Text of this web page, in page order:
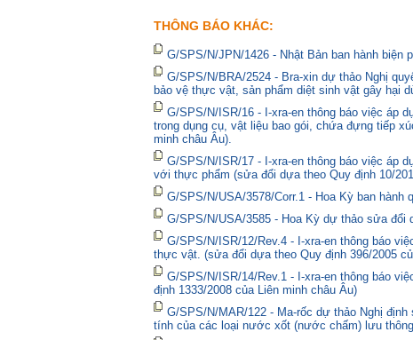
THÔNG BÁO KHÁC:
G/SPS/N/JPN/1426 - Nhật Bản ban hành biện
G/SPS/N/BRA/2524 - Bra-xin dự thảo Nghị
bảo vệ thực vật, sản phẩm diệt sinh vật gây hại
G/SPS/N/ISR/16 - I-xra-en thông báo việc áp
trong dụng cụ, vật liệu bao gói, chứa đựng tiếp
minh châu Âu).
G/SPS/N/ISR/17 - I-xra-en thông báo việc áp
với thực phẩm (sửa đổi dựa theo Quy định 10/
G/SPS/N/USA/3578/Corr.1 - Hoa Kỳ ban
G/SPS/N/USA/3585 - Hoa Kỳ dự thảo sửa đổi
G/SPS/N/ISR/12/Rev.4 - I-xra-en thông báo
thực vật. (sửa đổi dựa theo Quy định 396/2005
G/SPS/N/ISR/14/Rev.1 - I-xra-en thông báo
định 1333/2008 của Liên minh châu Âu)
G/SPS/N/MAR/122 - Ma-rốc dự thảo Nghị
tính của các loại nước xốt (nước chấm) lưu